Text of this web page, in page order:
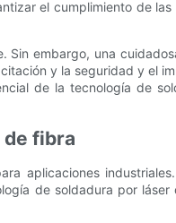
el cumplimiento de las
Sin embargo, una
y la seguridad y el
de la tecnología de
fibra
aplicaciones
de soldadura por